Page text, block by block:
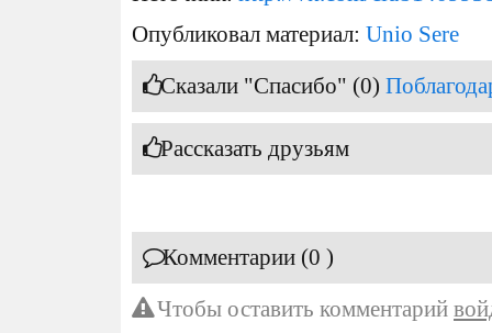
Опубликовал материал: Unio Sere
Сказали "Спасибо" (0)
Рассказать друзьям
Комментарии (0 )
Чтобы оставить комментарий